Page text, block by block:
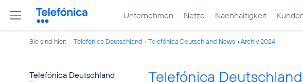
Unternehmen Netze Nachhaltigkeit
Sie sind hier: Telefónica Deutschland Telefónica Deutschland News Archiv 2024
Telefónica Deutschland
Telefónica